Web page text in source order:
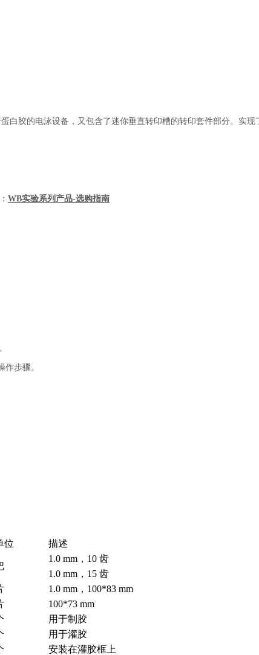
白胶的电泳设备，又包含了迷你垂直转印槽的转印套件部分。实现
WB实验系列产品-选购指南
作步骤。
位
描述
1.0 mm，10 齿
1.0 mm，15 齿
1.0 mm，100*83 mm
100*73 mm
用于制胶
用于灌胶
安装在灌胶框上